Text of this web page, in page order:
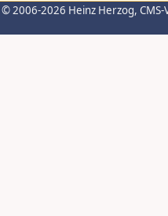
© 2006-2026 Heinz Herzog,